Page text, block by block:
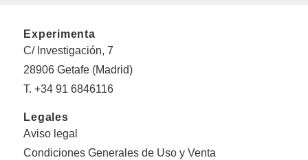
Experimenta
C/ Investigación, 7
28906 Getafe (Madrid)
T. +34 91 6846116
Legales
Aviso legal
Condiciones Generales de Uso y Venta